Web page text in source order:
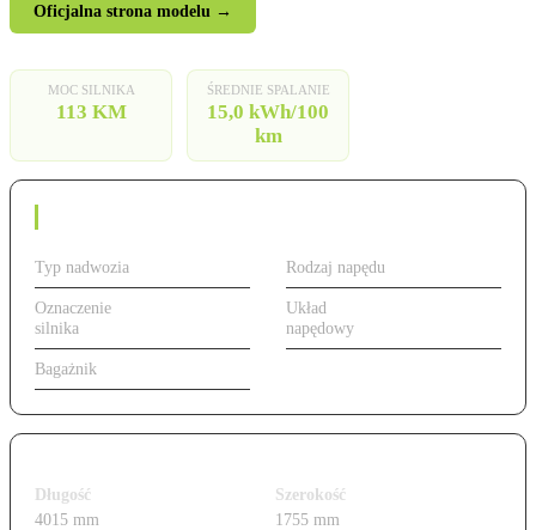
Oficjalna strona modelu →
MOC SILNIKA
113 KM
ŚREDNIE SPALANIE
15,0 kWh/100
km
Typ nadwozia Rodzaj napędu
Oznaczenie
silnika
Układ
napędowy
Bagażnik
Długość
4015 mm
Szerokość
1755 mm